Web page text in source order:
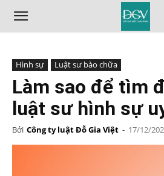
Hình sự Luật sư bào chữa
Làm sao để tìm
luật sư hình sự
Bởi Công ty luật Đỗ Gia Việt - 17/12/